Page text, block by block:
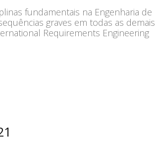
fundamentais na Engenharia de
graves em todas as demais
Requirements Engineering